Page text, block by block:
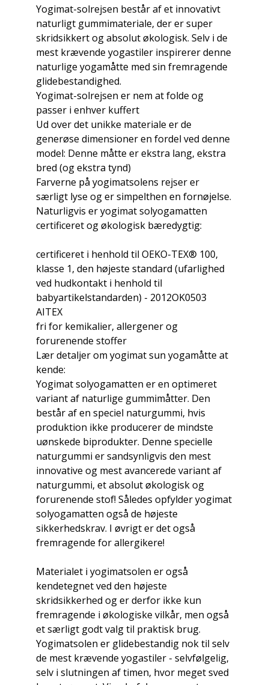
Yogimat-solrejsen består af et innovativt
naturligt gummimateriale, der er super
skridsikkert og absolut økologisk. Selv i de
mest krævende yogastiler inspirerer denne
naturlige yogamåtte med sin fremragende
glidebestandighed.
Yogimat-solrejsen er nem at folde og
passer i enhver kuffert
Ud over det unikke materiale er de
generøse dimensioner en fordel ved denne
model: Denne måtte er ekstra lang, ekstra
bred (og ekstra tynd)
Farverne på yogimatsolens rejser er
særligt lyse og er simpelthen en fornøjelse.
Naturligvis er yogimat solyogamatten
certificeret og økologisk bæredygtig:
certificeret i henhold til OEKO-TEX® 100,
klasse 1, den højeste standard (ufarlighed
ved hudkontakt i henhold til
babyartikelstandarden) - 2012OK0503
AITEX
fri for kemikalier, allergener og
forurenende stoffer
Lær detaljer om yogimat sun yogamåtte at
kende:
Yogimat solyogamatten er en optimeret
variant af naturlige gummimåtter. Den
består af en speciel naturgummi, hvis
produktion ikke producerer de mindste
uønskede biprodukter. Denne specielle
naturgummi er sandsynligvis den mest
innovative og mest avancerede variant af
naturgummi, et absolut økologisk og
forurenende stof! Således opfylder yogimat
solyogamatten også de højeste
sikkerhedskrav. I øvrigt er det også
fremragende for allergikere!
Materialet i yogimatsolen er også
kendetegnet ved den højeste
skridsikkerhed og er derfor ikke kun
fremragende i økologiske vilkår, men også
et særligt godt valg til praktisk brug.
Yogimatsolen er glidebestandig nok til selv
de mest krævende yogastiler - selvfølgelig,
selv i slutningen af ​​timen, hvor meget sved